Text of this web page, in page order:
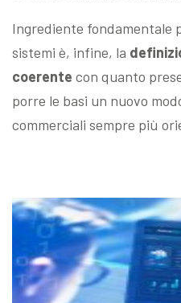
Ingrediente fondamentale
sistemi è, infine, la
coerente con quanto
porre le basi un nuovo
commerciali sempre più